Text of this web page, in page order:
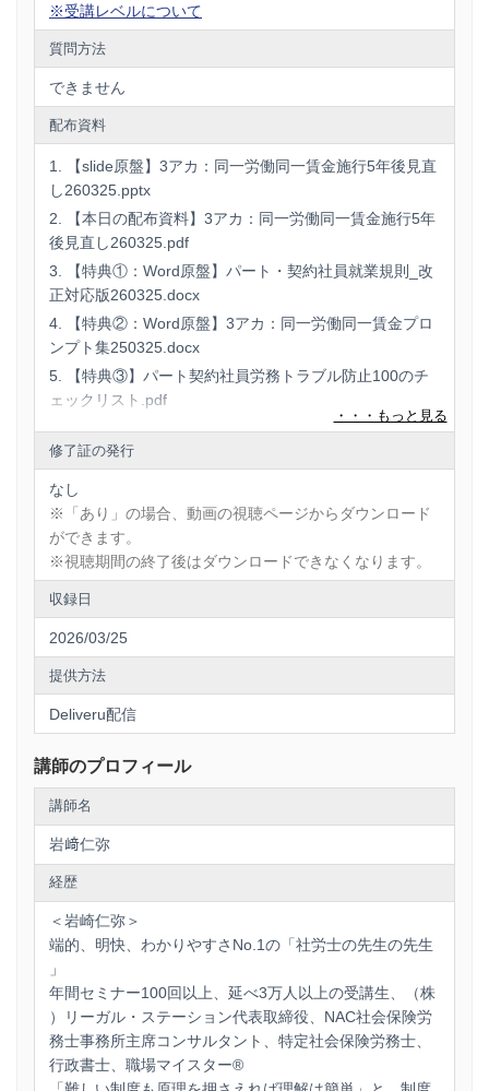
今後は、属性（Status）ではなく、個々の手当の「目的
（Purpose）」が問われます。
・家族手当： 目的が「生活保障」であれば、継続勤務が見込
まれるパート社員にも同様のニーズがあるはずです。
・住宅手当： 規程上の「転勤の可能性」ではなく、過去の
員にのみ支給することは不合理と判定されるリスクが高まり
ます。 このように、全手当について「なぜ支給するのか」と
いうロジックを再構築し、客観的実態に照らして説明できな
ければなりません。
3. 「聖域」の崩壊――賞与・退職手当・福利厚生の激変ポイ
ント
これまで多くの企業で「正社員だけの特権」として守られて
きた賞与や退職金も、もはや聖域ではありません。
・賞与・退職金： 支給目的に「労務対価の後払い」や「功労
報償」が含まれる場合、非正規社員にも均衡のとれた支給が
求められます。代替措置（基本給への上乗せ等）がない中で
の一律不支給は、不合理とされる可能性が極めて高くなって
・休暇制度： 夏季休暇、冬季休暇、年末年始休暇などは、全
従業員のリフレッシュという性質上、繁忙期限定の短期雇用
でない限り、同一の付与が必要です。
・病気休職： 長期雇用が前提となる場合、休職期間中の給与
保障についても正社員との同一性が求められるようになりま
す。
4. 「法の隙間」を埋める無期転換社員への適用拡大
今回の改正のもう一つの大きな柱が、ガイドラインへの「第6
章」の新設です。これまでパート・有期雇用労働法の直接の
員）」に対し、労働契約法第3条第2項（均衡考慮）に基づ
き、本ガイドラインの趣旨を考慮すべきことが明記されまし
た。 これにより、5年ルールで無期化した社員との待遇差に
ついても、「正社員と同じ仕事なのに待遇が違う」という不
満に対し、法的な基準に則った説明責任が生じることになり
ます。
5. 義務化される「説明請求権」の教示と防衛ラインの構築
現場の大きな変化として、「説明義務の強化」が挙げられま
す。労働条件通知書への「事業主に待遇差の内容や理由につ
いて説明を求めることができる旨」の追記が義務化されま
す。労働者が自身の権利を知り、行使しやすい環境が整う
中、企業は「求められてから慌てる」のではなく、あらかじ
め「納得感の高い説明ロジック」を用意し、それを証拠化し
ておく「能動的な防衛策」が不可欠です。
※受講レベルについて
質問方法
できません
配布資料
【slide原盤】3アカ：同一労働同一賃金施行5年後見直
し260325.pptx
【本日の配布資料】3アカ：同一労働同一賃金施行5年
後見直し260325.pdf
【特典①：Word原盤】パート・契約社員就業規則_改
正対応版260325.docx
【特典②：Word原盤】3アカ：同一労働同一賃金プロ
ンプト集250325.docx
【特典③】パート契約社員労務トラブル防止100のチ
ェックリスト.pdf
【特典④-2：PowerPoint原盤】顧問先への説明スライ
ド.pptx
【特典④：PowerPoint原盤】顧問先への説明スライド.
pptx
※資料がある場合、動画の視聴ページからダウンロード
ができます。
※視聴期間の終了後はダウンロードできなくなります。
修了証の発行
なし
※「あり」の場合、動画の視聴ページからダウンロード
ができます。
※視聴期間の終了後はダウンロードできなくなります。
収録日
2026/03/25
提供方法
Deliveru配信
講師のプロフィール
講師名
岩﨑仁弥
経歴
＜岩崎仁弥＞
端的、明快、わかりやすさNo.1の「社労士の先生の先生
」
年間セミナー100回以上、延べ3万人以上の受講生、（株
）リーガル・ステーション代表取締役、NAC社会保険労
務士事務所主席コンサルタント、特定社会保険労務士、
行政書士、職場マイスター®